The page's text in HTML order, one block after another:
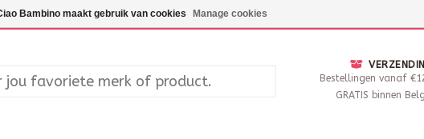
Maandag enkel op afspraak, Dinsdag - Zaterdag
Bestellingen vanaf
GRATIS binnen
Bambino maakt gebruik van cookies Manage cookies